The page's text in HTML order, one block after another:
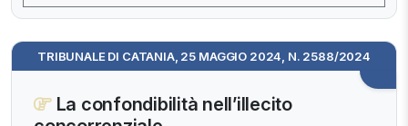
TRIBUNALE DI CATANIA, 25 MAGGIO 2024, N. 2588/2024
La confondibilità nell’illecito